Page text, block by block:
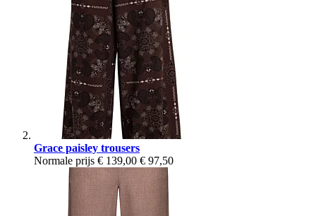
Grace paisley trousers
Normale prijs € 139,00 € 97,50